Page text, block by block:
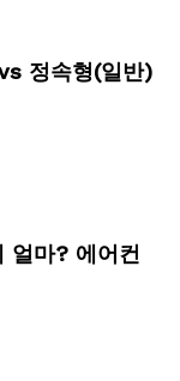
정속형(일반)
얼마? 에어컨